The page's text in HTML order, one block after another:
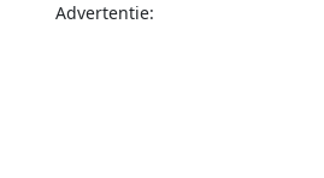
Advertentie: